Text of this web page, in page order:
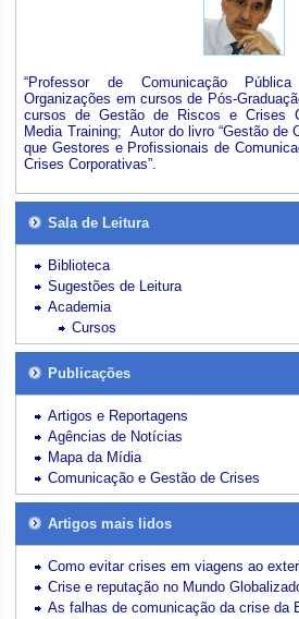
“Professor de Comunicação
Organizações em cursos de Pós-
cursos de Gestão de Riscos e Crises
Media Training; Autor do livro “Gestão de
que Gestores e Profissionais de
Crises Corporativas”.
Sala de Leitura
Biblioteca
Sugestões de Leitura
Academia
Cursos
Publicações
Artigos e Reportagens
Agências de Notícias
Mapa da Mídia
Comunicação e Gestão de Crises
Artigos mais lidos
Como evitar crises em viagens ao
Crise e reputação no Mundo
As falhas de comunicação da crise da